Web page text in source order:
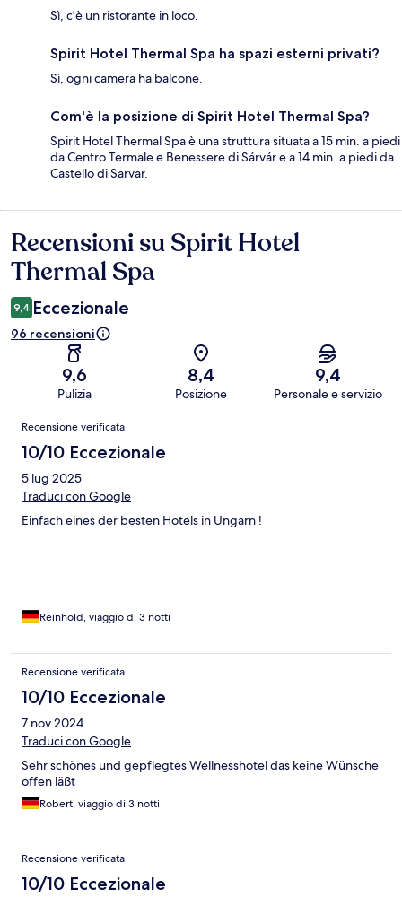
Sì, c'è un ristorante in loco.
Spirit Hotel Thermal Spa ha spazi esterni privati?
Sì, ogni camera ha balcone.
Com'è la posizione di Spirit Hotel Thermal Spa?
Spirit Hotel Thermal Spa è una struttura situata a 15 min. a piedi
da Centro Termale e Benessere di Sárvár e a 14 min. a piedi da
Castello di Sarvar.
Recensioni
Recensioni su Spirit Hotel
Thermal Spa
9,4 Eccezionale
96 recensioni
9,6
Pulizia
8,4
Posizione
9,4
Personale e servizio
Recensioni
Recensione verificata
10/10 Eccezionale
5 lug 2025
Traduci con Google
Einfach eines der besten Hotels in Ungarn !
Reinhold, viaggio di 3 notti
Recensione verificata
10/10 Eccezionale
7 nov 2024
Traduci con Google
Sehr schönes und gepflegtes Wellnesshotel das keine Wünsche
offen läßt
Robert, viaggio di 3 notti
Recensione verificata
10/10 Eccezionale